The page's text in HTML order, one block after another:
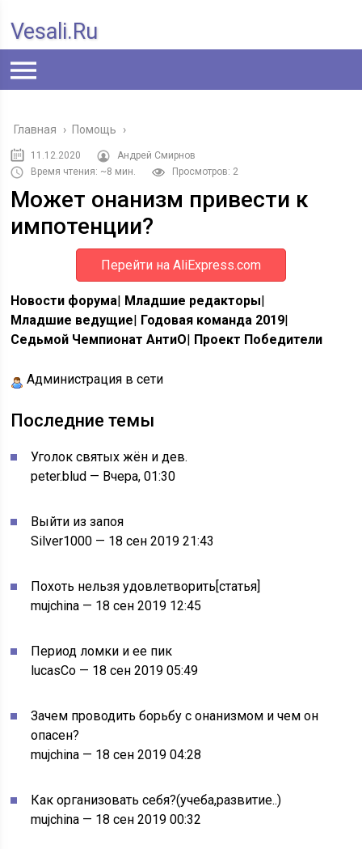
Vesali.ru
Главная › Помощь ›
11.12.2020
Андрей Смирнов
Время чтения: ~8 мин.
Просмотров: 2
Может онанизм привести к
импотенции?
Перейти на AliExpress.com
Новости форума| Младшие редакторы|
Младшие ведущие| Годовая команда 2019|
Седьмой Чемпионат АнтиО| Проект Победители
Администрация в сети
Последние темы
Уголок святых жён и дев.
peter.blud — Вчера, 01:30
Выйти из запоя
Silver1000 — 18 сен 2019 21:43
Похоть нельзя удовлетворить[статья]
mujchina — 18 сен 2019 12:45
Период ломки и ее пик
lucasCo — 18 сен 2019 05:49
Зачем проводить борьбу с онанизмом и чем он
опасен?
mujchina — 18 сен 2019 04:28
Как организовать себя?(учеба,развитие..)
mujchina — 18 сен 2019 00:32